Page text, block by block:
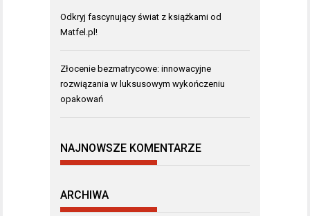
Odkryj fascynujący świat z książkami od
Matfel.pl!
Złocenie bezmatrycowe: innowacyjne
rozwiązania w luksusowym wykończeniu
opakowań
NAJNOWSZE KOMENTARZE
ARCHIWA